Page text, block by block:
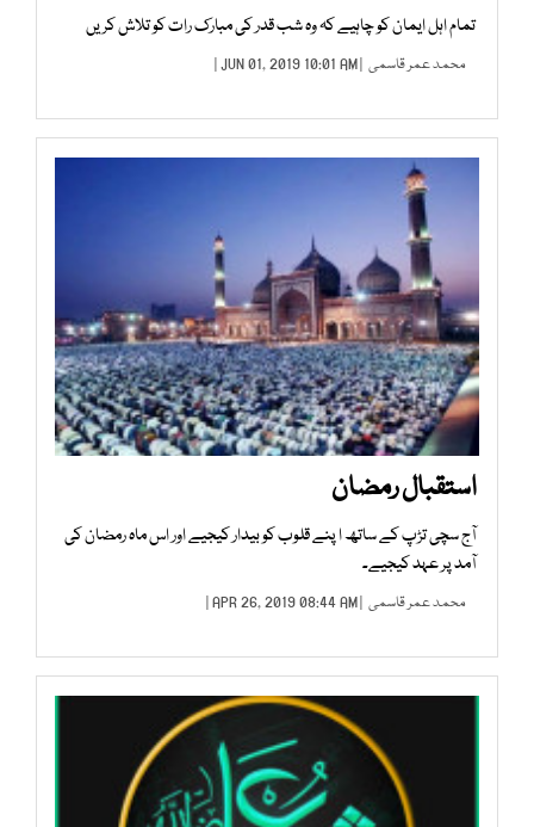
تمام اہل ایمان کو چاہیے کہ وہ شب قدر کی مبارک رات کو تلاش کریں
محمد عمر قاسمی | JUN 01, 2019 10:01 AM |
استقبال رمضان
آج سچی تڑپ کے ساتھ ا پنے قلوب کو بیدار کیجیے اور اس ماہ رمضان کی
آمد پر عہد کیجیے۔
محمد عمر قاسمی | APR 26, 2019 08:44 AM |